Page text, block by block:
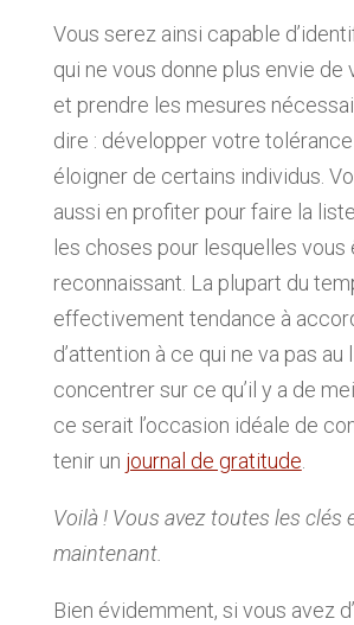
Vous serez ainsi capable
qui ne vous donne plus envie de
et prendre les mesures
dire : développer votre
éloigner de certains individus.
aussi en profiter pour faire la
les choses pour lesquelles vous
reconnaissant. La plupart du
effectivement tendance à
d’attention à ce qui ne va pas au
concentrer sur ce qu’il y a de
ce serait l’occasion idéale de
tenir un journal de gratitude.
Voilà ! Vous avez toutes les clés
maintenant.
Bien évidemment, si vous avez